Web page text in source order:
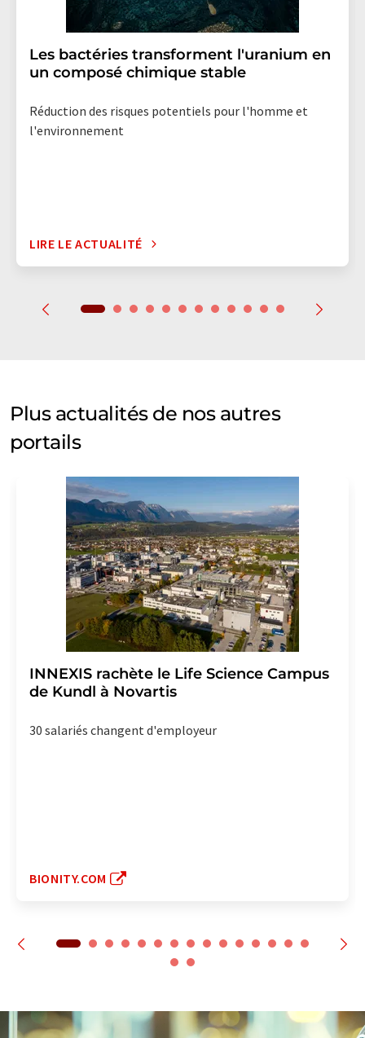
Les bactéries transforment l'uranium en
un composé chimique stable
Réduction des risques potentiels pour l'homme et
l'environnement
LIRE LE ACTUALITÉ
Plus actualités de nos autres
portails
INNEXIS rachète le Life Science Campus
de Kundl à Novartis
30 salariés changent d'employeur
BIONITY.COM